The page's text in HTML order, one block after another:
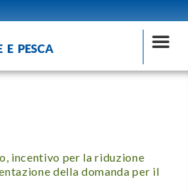
E PESCA
incentivo per la riduzione
della domanda per il